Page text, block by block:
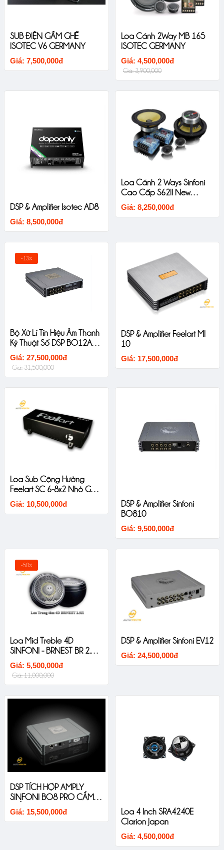
SUB ĐIỆN GẦM GHẾ
ISOTEC V6 GERMANY
Giá: 7,500,000đ
Loa Cánh 2Way MB 165
ISOTEC GERMANY
Giá: 4,500,000đ
Giá: 3,900,000
DSP & Amplifier Isotec AD8
Giá: 8,500,000đ
Loa Cánh 2 Ways Sinfoni
Cao Cấp S62II New
Version
Giá: 8,250,000đ
-13%
Bộ Xử Lí Tín Hiệu Âm Thanh
Kỹ Thuật Số DSP BO12A2B
Sinfoni
Giá: 27,500,000đ
Giá: 31,500,000
DSP & Amplifier Feelart MI
10
Giá: 17,500,000đ
Loa Sub Cộng Hưởng
Feelart SC 6-8x2 Nhỏ Gọn
Chất Âm Mềm
Giá: 10,500,000đ
DSP & Amplifier Sinfoni
BO810
Giá: 9,500,000đ
-50%
Loa Mid Treble 4D
SINFONI - BRNEST BR 2.5II
Thiết Kế Liền Khối Âm
Thanh Sắc Nét
Giá: 5,500,000đ
Giá: 11,000,000
DSP & Amplifier Sinfoni EV12
Giá: 24,500,000đ
DSP TÍCH HỢP AMPLY
SINFONI BO8 PRO CẮM
GIẮC ZIN CHO XE ĐÃ CÓ
AMPLY
Giá: 15,500,000đ
Loa 4 Inch SRA4240E
Clarion Japan
Giá: 4,500,000đ